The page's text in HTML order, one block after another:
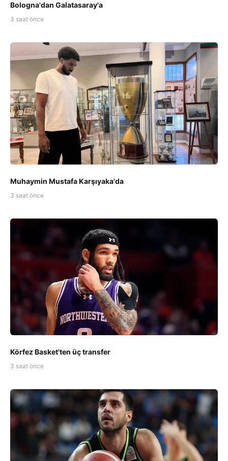
Bologna'dan Galatasaray'a
3 saat önce
Muhaymin Mustafa Karşıyaka'da
3 saat önce
Körfez Basket'ten üç transfer
3 saat önce